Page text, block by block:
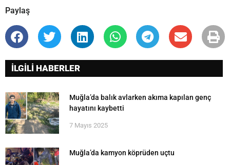
Paylaş
İLGİLİ HABERLER
Muğla’da balık avlarken akıma kapılan genç
hayatını kaybetti
7 Mayıs 2025
Muğla’da kamyon köprüden uçtu